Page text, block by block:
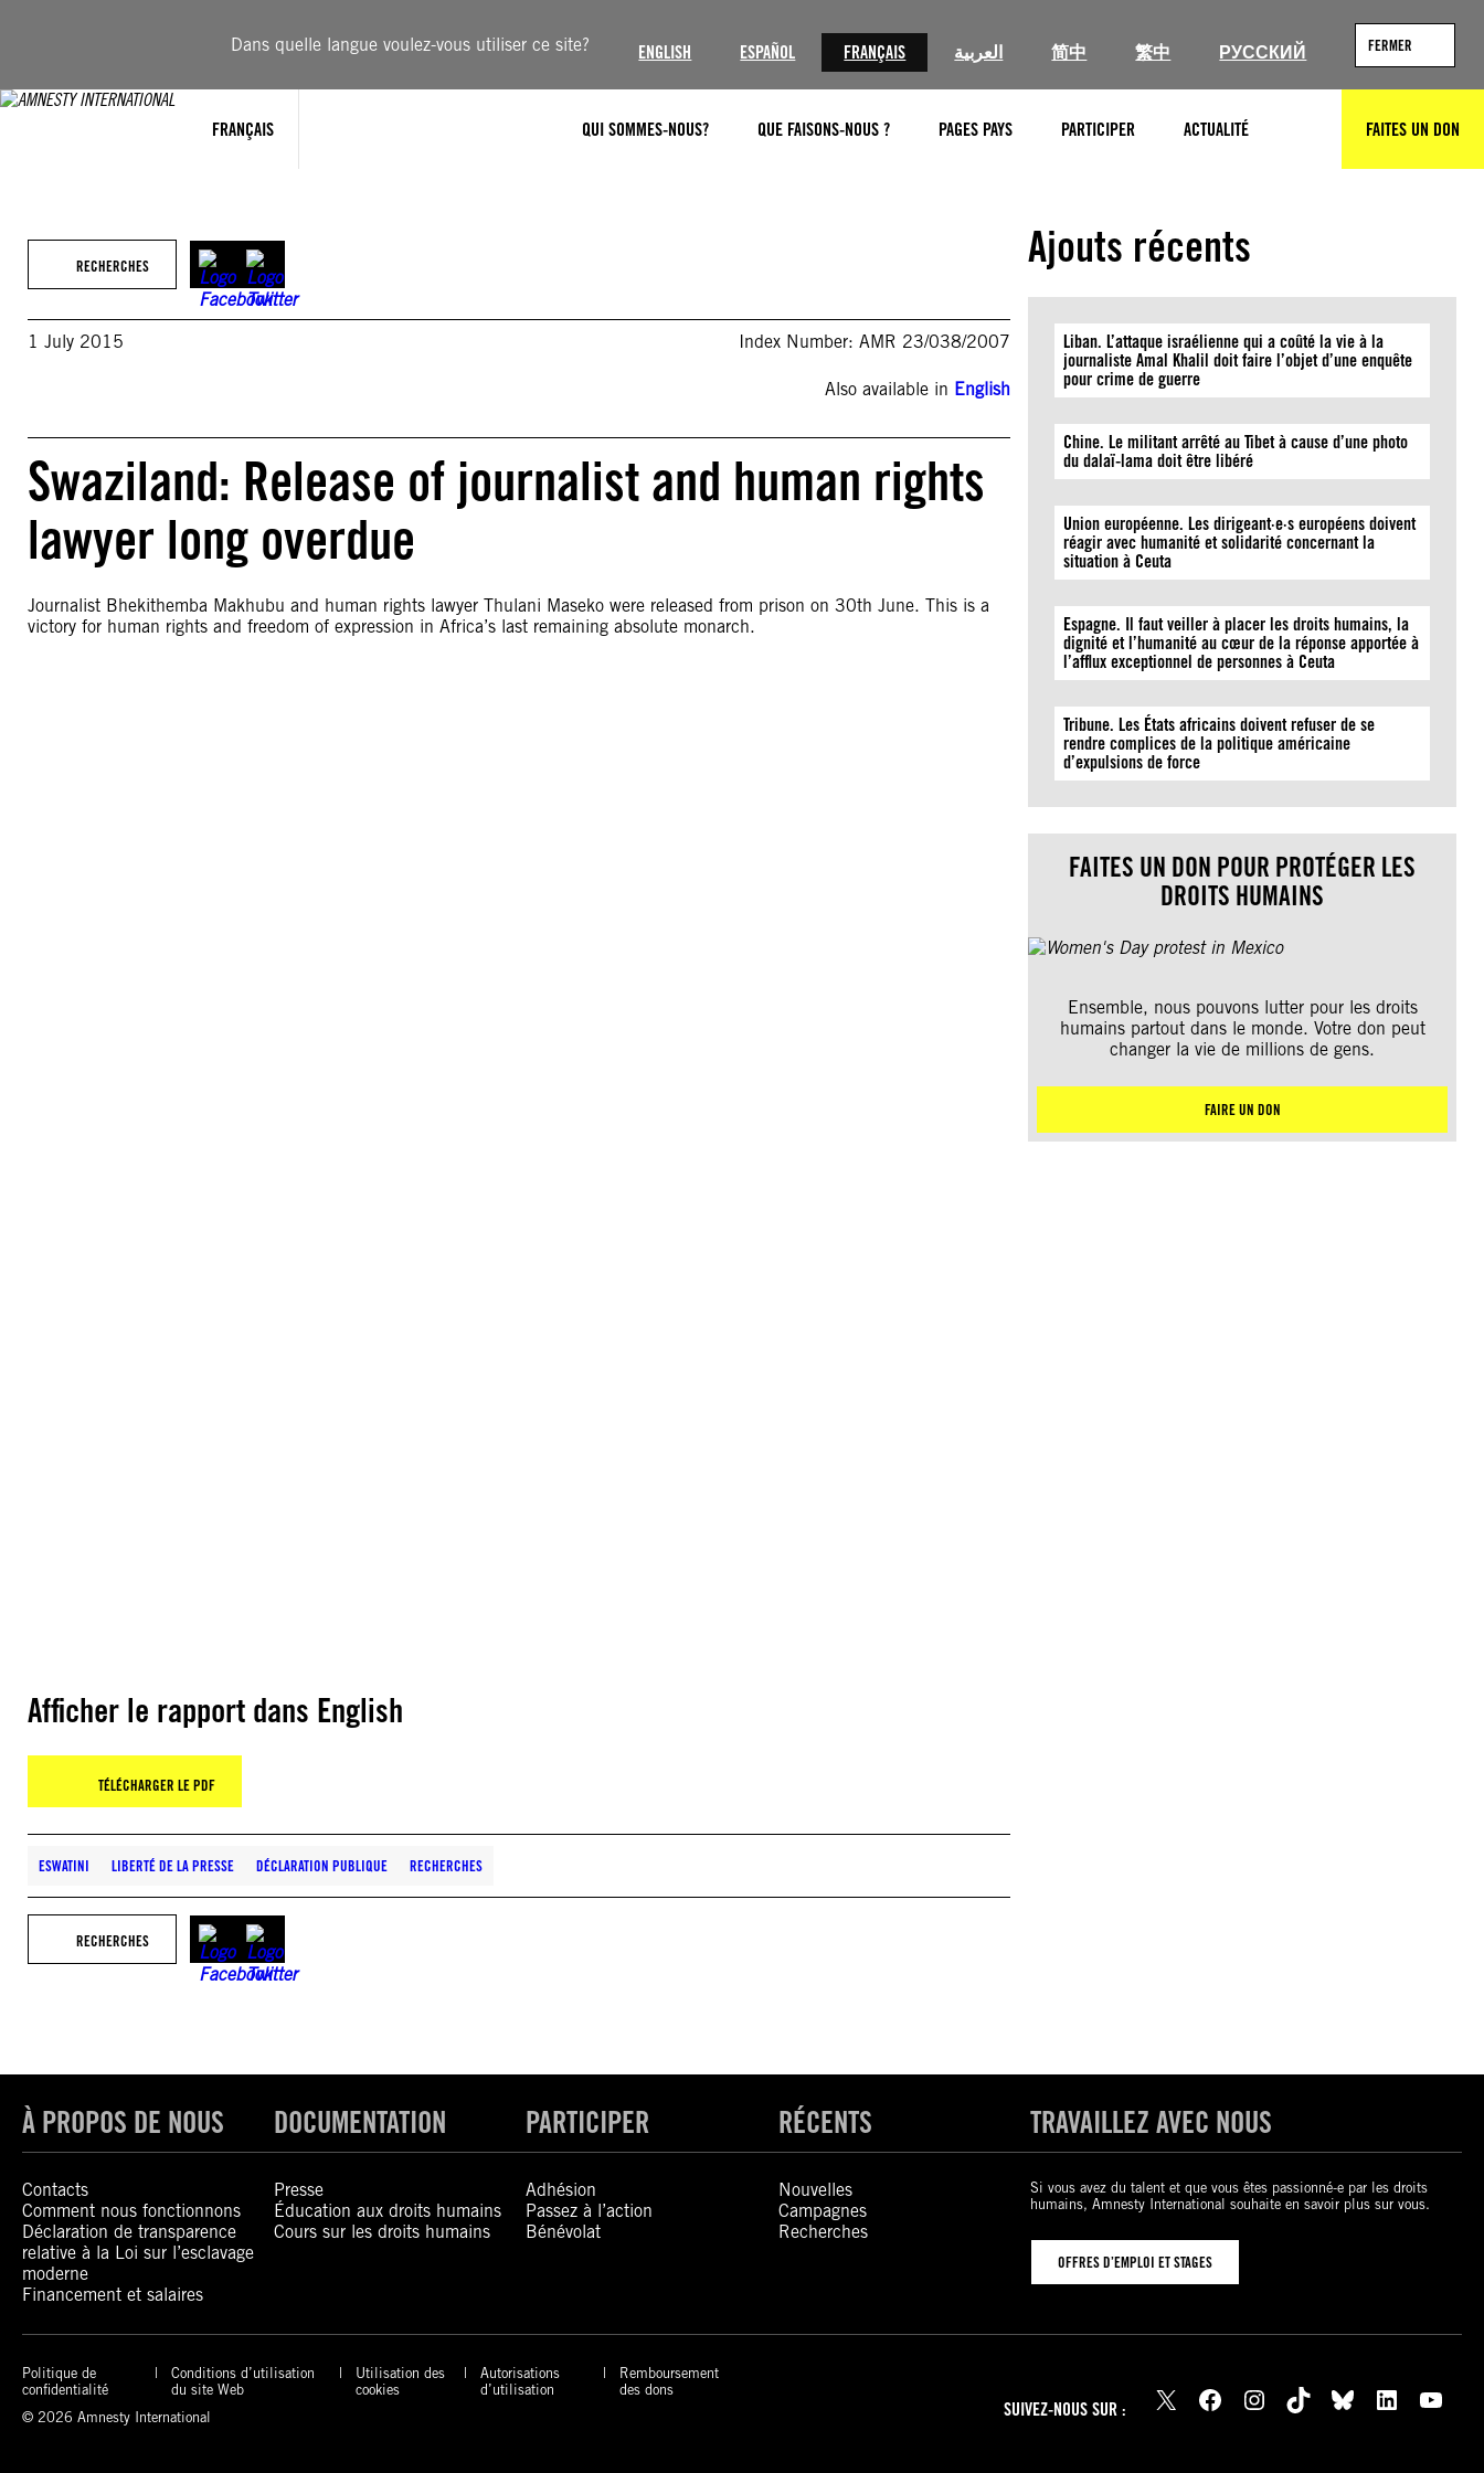
Dans quelle langue voulez-vous utiliser ce site? ENGLISH ESPAÑOL FRANÇAIS العربية 简中 繁中 РУССКИЙ FERMER
FRANÇAIS QUI SOMMES-NOUS? QUE FAISONS-NOUS ? PAGES PAYS PARTICIPER ACTUALITÉ RECHERCHERFAITES UN DON
RECHERCHES
1 July 2015 Index Number: AMR 23/038/2007
Also available in English
Swaziland: Release of journalist and human rights
lawyer long overdue
Journalist Bhekithemba Makhubu and human rights lawyer Thulani Maseko were released from prison on 30th June. This is a
victory for human rights and freedom of expression in Africa’s last remaining absolute monarch.
Afficher le rapport dans English
TÉLÉCHARGER LE PDF
ESWATINI LIBERTÉ DE LA PRESSE DÉCLARATION PUBLIQUE RECHERCHES
RECHERCHES
Ajouts récents
Liban. L’attaque israélienne qui a coûté la vie à la
journaliste Amal Khalil doit faire l’objet d’une enquête
pour crime de guerre
Chine. Le militant arrêté au Tibet à cause d’une photo
du dalaï-lama doit être libéré
Union européenne. Les dirigeant·e·s européens doivent
réagir avec humanité et solidarité concernant la
situation à Ceuta
Espagne. Il faut veiller à placer les droits humains, la
dignité et l’humanité au cœur de la réponse apportée à
l’afflux exceptionnel de personnes à Ceuta
Tribune. Les États africains doivent refuser de se
rendre complices de la politique américaine
d’expulsions de force
FAITES UN DON POUR PROTÉGER LES
DROITS HUMAINS
Ensemble, nous pouvons lutter pour les droits
humains partout dans le monde. Votre don peut
changer la vie de millions de gens.
FAIRE UN DON
À PROPOS DE NOUS
Contacts
Comment nous fonctionnons
Déclaration de transparence
relative à la Loi sur l’esclavage
moderne
Financement et salaires
DOCUMENTATION
Presse
Éducation aux droits humains
Cours sur les droits humains
PARTICIPER
Adhésion
Passez à l’action
Bénévolat
RÉCENTS
Nouvelles
Campagnes
Recherches
TRAVAILLEZ AVEC NOUS
Si vous avez du talent et que vous êtes passionné-e par les droits
humains, Amnesty International souhaite en savoir plus sur vous.
OFFRES D’EMPLOI ET STAGES
Politique de
confidentialité
Conditions d’utilisation
du site Web
Utilisation des
cookies
Autorisations
d’utilisation
Remboursement
des dons
© 2026 Amnesty International
SUIVEZ-NOUS SUR : X Facebook Instagram TikTok Bluesky LinkedIn YouTube